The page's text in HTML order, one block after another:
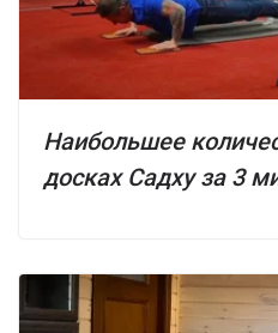
Наибольшее
досках Садху за 3